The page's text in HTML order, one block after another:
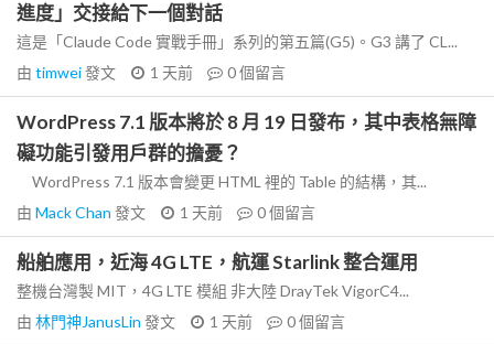
進度」交接給下一個對話
這是「Claude Code 實戰手冊」系列的第五篇(G5)。G3 講了 CL...
由 timwei發文 1 天前 0個留言
WordPress 7.1 版本將於 8 月 19 日發布，其中表格無障
礙功能引發用戶群的擔憂？
WordPress 7.1 版本會變更 HTML 裡的 Table 的結構，其...
由 Mack Chan 發文 1 天前 0個留言
船舶應用，近海 4G LTE，航運 Starlink 整合運用
整機台灣製 MIT，4G LTE 模組 非大陸 DrayTek VigorC4...
由 林門神JanusLin 發文 1 天前 0個留言